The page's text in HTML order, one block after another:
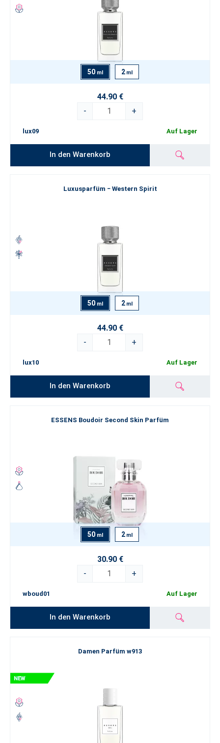
50 ml 2 ml
44.90 €
-
+
lux09 Auf Lager
In den Warenkorb
Luxusparfüm − Western Spirit
50 ml 2 ml
44.90 €
-
+
lux10 Auf Lager
In den Warenkorb
ESSENS Boudoir Second Skin Parfüm
50 ml 2 ml
30.90 €
-
+
wboud01 Auf Lager
In den Warenkorb
Damen Parfüm w913